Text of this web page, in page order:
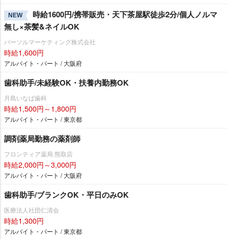
NEW
時給1600円/携帯販売・天下茶屋駅徒歩2分/個人ノルマ
無し×茶髪&ネイルOK
パーソルマーケティング株式会社
時給1,600円
アルバイト・パート / 大阪府
歯科助手/未経験OK・扶養内勤務OK
月島いなば歯科
時給1,500円～1,800円
アルバイト・パート / 東京都
調剤薬局勤務の薬剤師
フロンティア薬局 熊取店
時給2,000円～3,000円
アルバイト・パート / 大阪府
歯科助手/ブランクOK・平日のみOK
医療法人社団仁清会
時給1,300円
アルバイト・パート / 東京都